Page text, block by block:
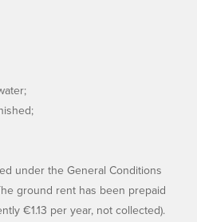
under the General Conditions
ground rent has been prepaid
€1.13 per year, not collected).